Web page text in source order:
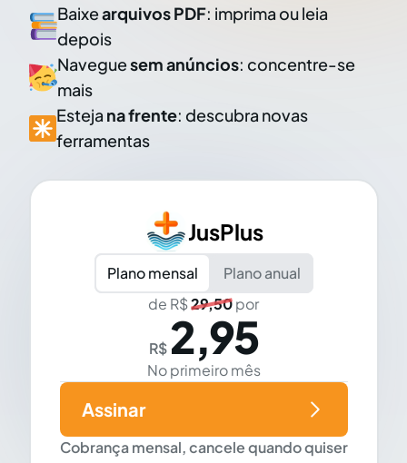
Baixearquivos PDF: imprima ou leia
depois
Naveguesem anúncios: concentre-se
mais
Esteja na frente: descubra novas
ferramentas
JusPlus
Plano mensal
Plano anual
de R$29,50por
R$ 2,95
No primeiro mês
Cobrança mensal, cancele quando quiser
Assinar